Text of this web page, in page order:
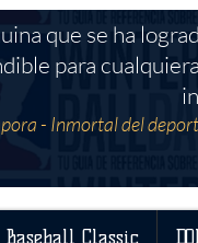
Baseball Classic
que se ha
para
- Inmortal del